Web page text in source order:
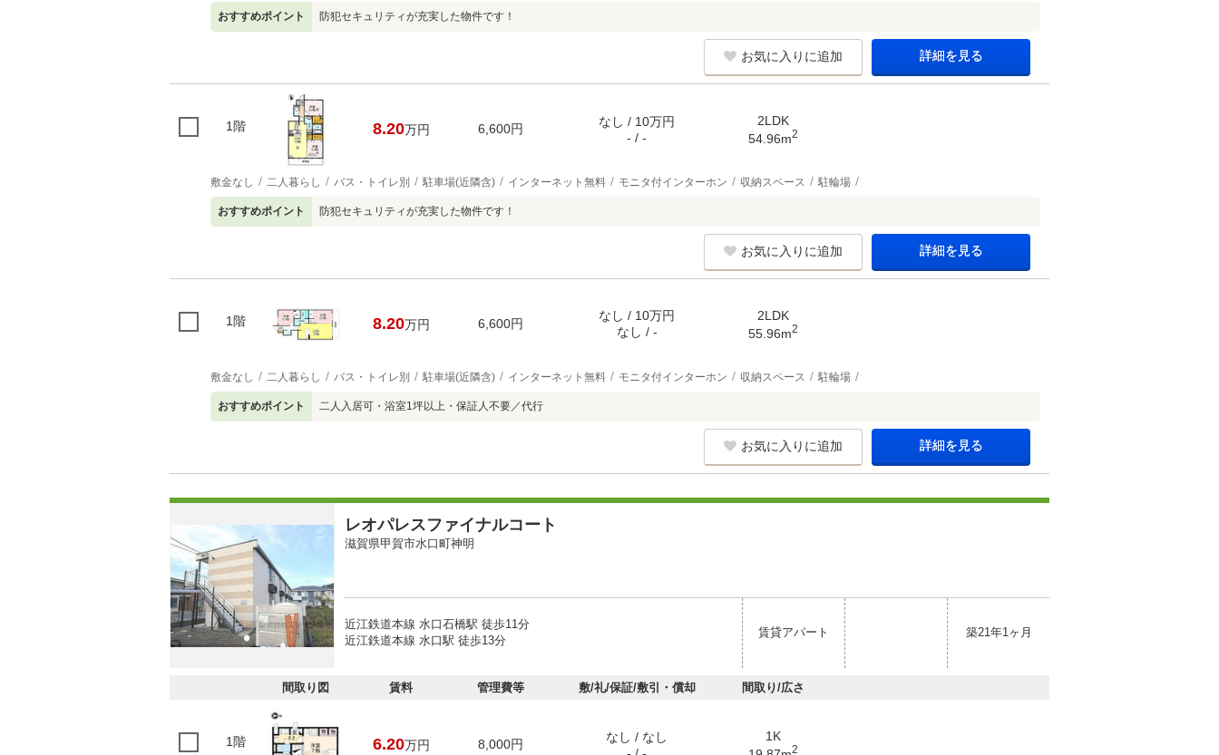
おすすめポイント 防犯セキュリティが充実した物件です！
お気に入りに追加 詳細を見る
1階 8.20万円 6,600円
なし / 10万円
- / -
2LDK
54.96m2
敷金なし 二人暮らし バス・トイレ別 駐車場(近隣含) インターネット無料 モニタ付インターホン 収納スペース 駐輪場
おすすめポイント 防犯セキュリティが充実した物件です！
お気に入りに追加 詳細を見る
1階 8.20万円 6,600円
なし / 10万円
なし / -
2LDK
55.96m2
敷金なし 二人暮らし バス・トイレ別 駐車場(近隣含) インターネット無料 モニタ付インターホン 収納スペース 駐輪場
おすすめポイント 二人入居可・浴室1坪以上・保証人不要／代行
お気に入りに追加 詳細を見る
レオパレスファイナルコート
滋賀県甲賀市水口町神明
近江鉄道本線 水口石橋駅 徒歩11分
近江鉄道本線 水口駅 徒歩13分
賃貸アパート 築21年1ヶ月
間取り図 賃料 管理費等 敷/礼/保証/敷引・償却 間取り/広さ
1階 6.20万円 8,000円
なし / なし
1K
2